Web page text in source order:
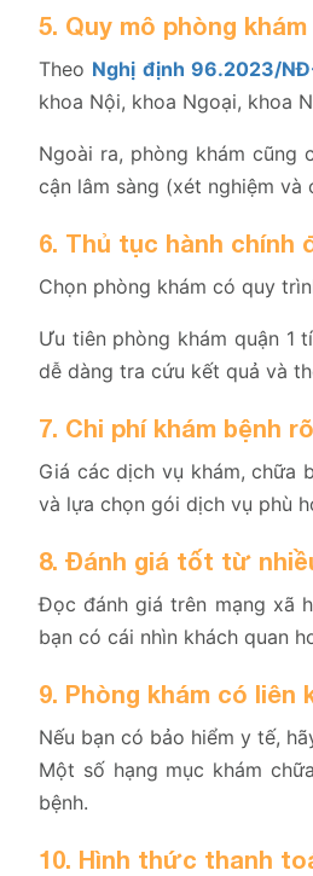
5. Quy mô phòng khám
Theo Nghị định 96.2023/
khoa Nội, khoa Ngoại, khoa
Ngoài ra, phòng khám cũng
cận lâm sàng (xét nghiệm và
6. Thủ tục hành chính
Chọn phòng khám có quy
Ưu tiên phòng khám quận 1
dễ dàng tra cứu kết quả và
7. Chi phí khám bệnh
Giá các dịch vụ khám, chữa
và lựa chọn gói dịch vụ phù
8. Đánh giá tốt từ
Đọc đánh giá trên mạng xã
bạn có cái nhìn khách quan
9. Phòng khám có liên
Nếu bạn có bảo hiểm y tế,
Một số hạng mục khám
bệnh.
10. Hình thức thanh